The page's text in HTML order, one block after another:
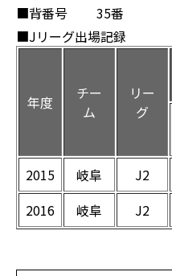
■背番号
35番
■Jリーグ出場記録
年度
チー
ム
リー
グ
2015 岐阜 J2
2016
岐阜 J2